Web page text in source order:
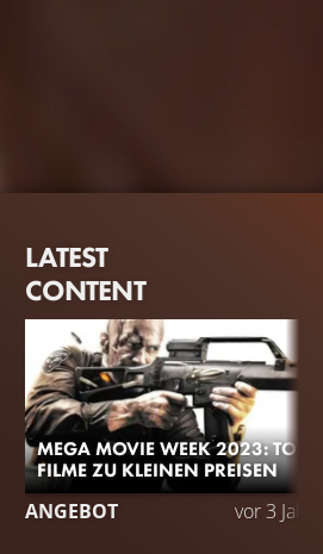
LATEST
CONTENT
MEGA MOVIE WEEK 2023: TOP
FILME ZU KLEINEN PREISEN
ANGEBOT vor 3 Jahren